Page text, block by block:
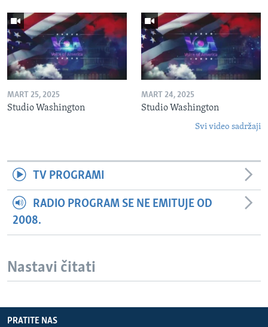
MART 25, 2025
Studio Washington
MART 24, 2025
Studio Washington
Svi video sadržaji
TV PROGRAMI
RADIO PROGRAM SE NE EMITUJE OD
2008.
Nastavi čitati
PRATITE NAS